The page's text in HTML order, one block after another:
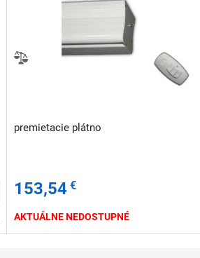
premietacie plátno
153,54 €
AKTUÁLNE NEDOSTUPNÉ